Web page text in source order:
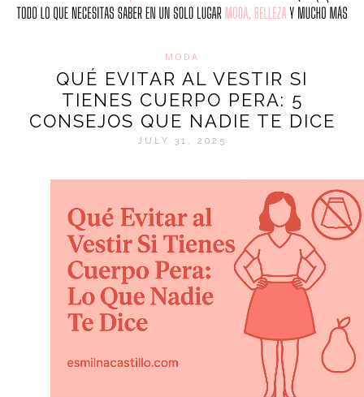
MODA
QUÉ EVITAR AL VESTIR SI
TIENES CUERPO PERA: 5
CONSEJOS QUE NADIE TE DICE
JULY 31, 2025